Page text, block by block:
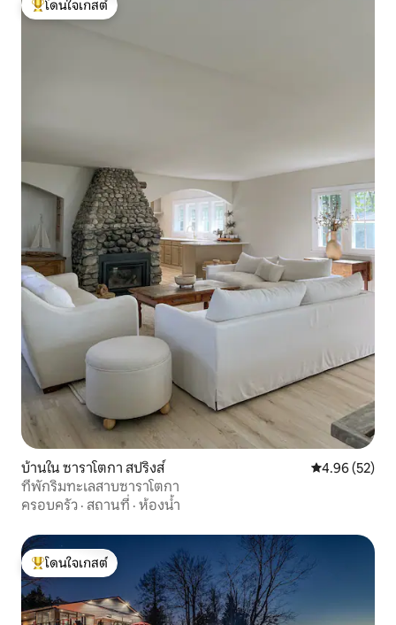
โดนใจเกสต์ที่สุด
โดนใจเกสต์
บ้านใน ซาราโตกา สปริงส์ คะแนนเฉลี่ย
4.96 (52)
ที่พักริมทะเลสาบซาราโตกา
ครอบครัว · สถานที่ · ห้องน้ำ
โดนใจเกสต์ที่สุด
โดนใจเกสต์